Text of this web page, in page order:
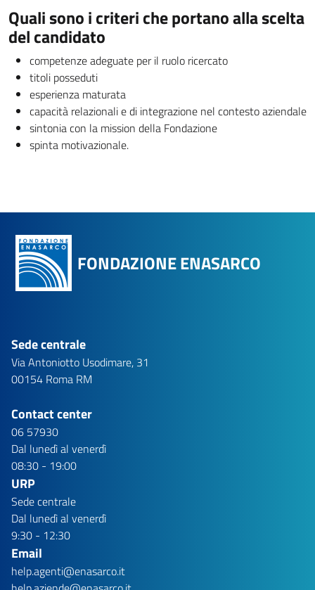
Quali sono i criteri che portano alla scelta
del candidato
competenze adeguate per il ruolo ricercato
titoli posseduti
esperienza maturata
capacità relazionali e di integrazione nel contesto aziendale
sintonia con la mission della Fondazione
spinta motivazionale.
FONDAZIONE ENASARCO
Sede centrale
Via Antoniotto Usodimare, 31
00154 Roma RM
Contact center
06 57930
Dal lunedì al venerdì
08:30 - 19:00
URP
Sede centrale
Dal lunedì al venerdì
9:30 - 12:30
Email
help.agenti@enasarco.it